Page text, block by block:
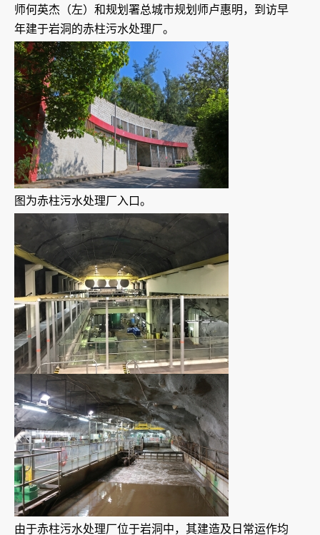
师何英杰（左）和规划署总城市规划师卢惠明，到访早
年建于岩洞的赤柱污水处理厂。
图为赤柱污水处理厂入口。
由于赤柱污水处理厂位于岩洞中，其建造及日常运作均